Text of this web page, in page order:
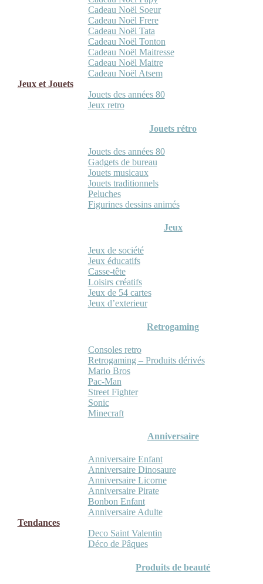
Cadeau Noël Soeur
Cadeau Noël Frere
Cadeau Noël Tata
Cadeau Noël Tonton
Cadeau Noël Maitresse
Cadeau Noël Maitre
Cadeau Noël Atsem
Jeux et Jouets
Jouets des années 80
Jeux retro
Jouets rétro
Jouets des années 80
Gadgets de bureau
Jouets musicaux
Jouets traditionnels
Peluches
Figurines dessins animés
Jeux
Jeux de société
Jeux éducatifs
Casse-tête
Loisirs créatifs
Jeux de 54 cartes
Jeux d’exterieur
Retrogaming
Consoles retro
Retrogaming – Produits dérivés
Mario Bros
Pac-Man
Street Fighter
Sonic
Minecraft
Anniversaire
Anniversaire Enfant
Anniversaire Dinosaure
Anniversaire Licorne
Anniversaire Pirate
Bonbon Enfant
Anniversaire Adulte
Tendances
Deco Saint Valentin
Déco de Pâques
Produits de beauté